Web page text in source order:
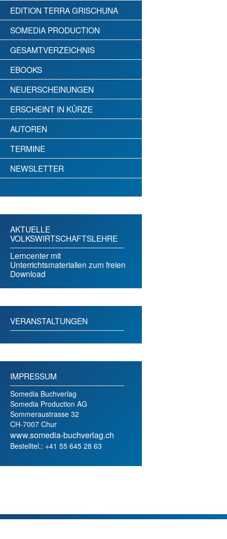
EDITION TERRA GRISCHUNA
SOMEDIA PRODUCTION
GESAMTVERZEICHNIS
EBOOKS
NEUERSCHEINUNGEN
ERSCHEINT IN KÜRZE
AUTOREN
TERMINE
NEWSLETTER
AKTUELLE
VOLKSWIRTSCHAFTSLEHRE
Lerncenter mit
Unterrichtsmaterialien zum freien
Download
VERANSTALTUNGEN
IMPRESSUM
Somedia Buchverlag
Somedia Production AG
Sommeraustrasse 32
CH-7007 Chur
www.somedia-buchverlag.ch
Bestelltel.: +41 55 645 28 63